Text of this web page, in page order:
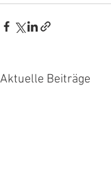
Aktuelle Beiträge